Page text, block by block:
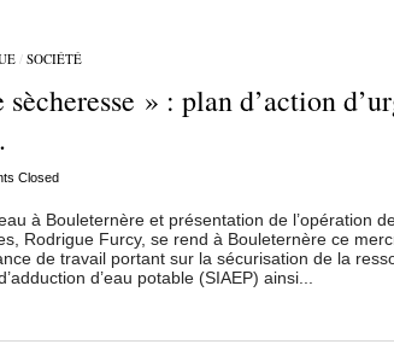
/ SOCIÉTÉ
» : plan d’action
Closed
à Bouleternère et présentation de l’opération
Rodrigue Furcy, se rend à Bouleternère ce
de travail portant sur la sécurisation de la
d’eau potable (SIAEP) ainsi...